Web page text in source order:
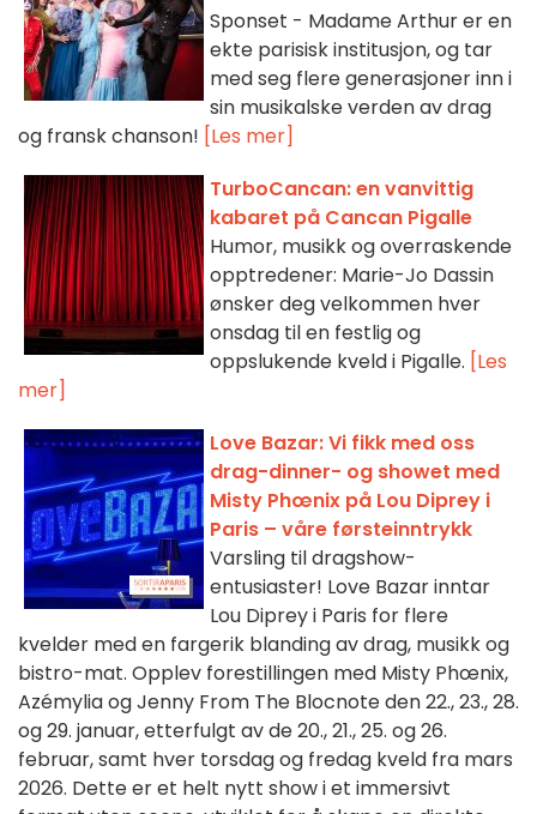
Sponset - Madame Arthur er en
ekte parisisk institusjon, og tar
med seg flere generasjoner inn i
sin musikalske verden av drag
og fransk chanson! [Les mer]
TurboCancan: en vanvittig
kabaret på Cancan Pigalle
Humor, musikk og overraskende
opptredener: Marie-Jo Dassin
ønsker deg velkommen hver
onsdag til en festlig og
oppslukende kveld i Pigalle. [Les
mer]
Love Bazar: Vi fikk med oss
drag-dinner- og showet med
Misty Phœnix på Lou Diprey i
Paris – våre førsteinntrykk
Varsling til dragshow-
entusiaster! Love Bazar inntar
Lou Diprey i Paris for flere
kvelder med en fargerik blanding av drag, musikk og
bistro-mat. Opplev forestillingen med Misty Phœnix,
Azémylia og Jenny From The Blocnote den 22., 23., 28.
og 29. januar, etterfulgt av de 20., 21., 25. og 26.
februar, samt hver torsdag og fredag kveld fra mars
2026. Dette er et helt nytt show i et immersivt